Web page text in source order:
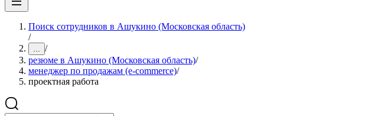
Поиск сотрудников в Ашукино (Московская область)
/
... /
резюме в Ашукино (Московская область)/
менеджер по продажам (e-commerce)/
проектная работа